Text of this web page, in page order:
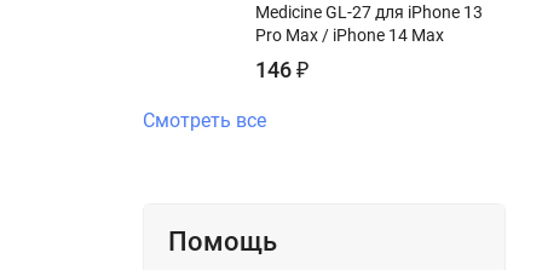
Medicine GL-27 для iPhone 13
Pro Max / iPhone 14 Max
146₽
Смотреть все
Помощь